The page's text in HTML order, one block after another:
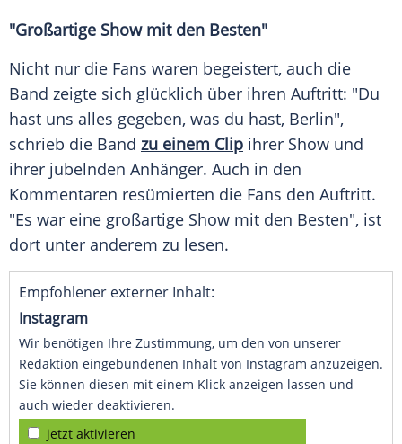
"Großartige Show mit den Besten"
Nicht nur die Fans waren begeistert, auch die
Band zeigte sich glücklich über ihren Auftritt: "Du
hast uns alles gegeben, was du hast, Berlin",
schrieb die Band zu einem Clip ihrer Show und
ihrer jubelnden Anhänger. Auch in den
Kommentaren resümierten die Fans den Auftritt.
"Es war eine großartige Show mit den Besten", ist
dort unter anderem zu lesen.
Empfohlener externer Inhalt:
Instagram
Wir benötigen Ihre Zustimmung, um den von unserer
Redaktion eingebundenen Inhalt von Instagram anzuzeigen.
Sie können diesen mit einem Klick anzeigen lassen und
auch wieder deaktivieren.
jetzt aktivieren